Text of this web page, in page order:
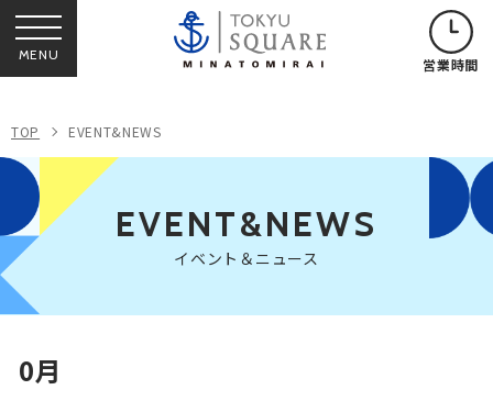
MENU 営業時間
TOP EVENT&NEWS
EVENT&NEWS
イベント＆ニュース
0月